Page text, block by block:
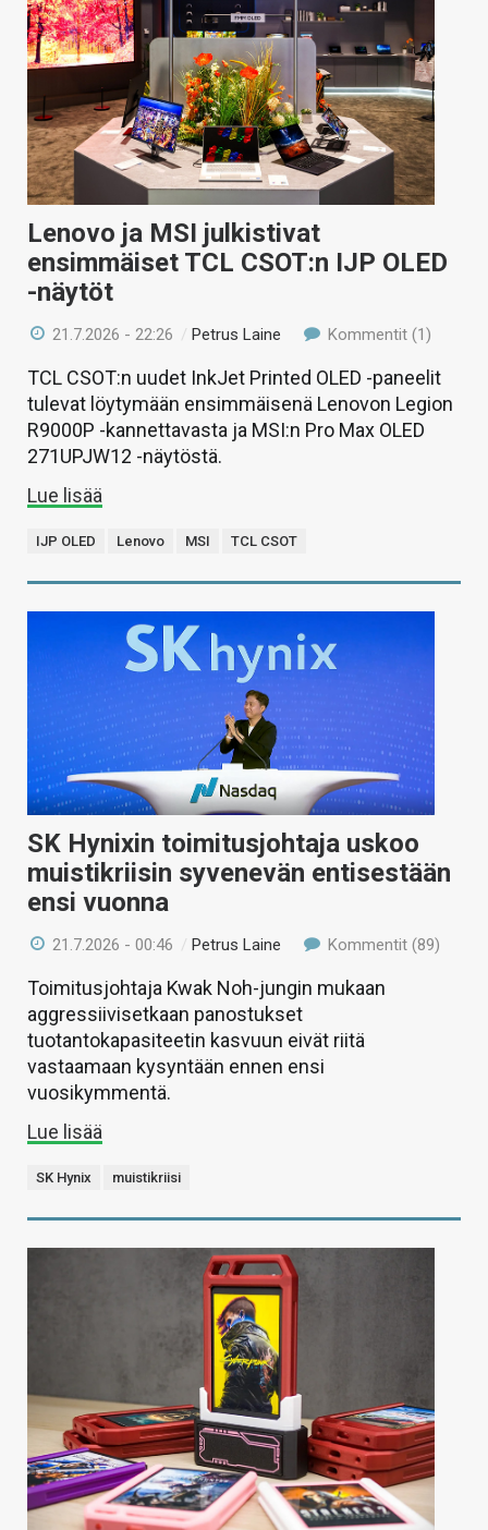
Lenovo ja MSI julkistivat
ensimmäiset TCL CSOT:n IJP OLED
-näytöt
21.7.2026 - 22:26 /Petrus Laine Kommentit (1)
TCL CSOT:n uudet InkJet Printed OLED -paneelit
tulevat löytymään ensimmäisenä Lenovon Legion
R9000P -kannettavasta ja MSI:n Pro Max OLED
271UPJW12 -näytöstä.
Lue lisää
IJP OLED Lenovo MSI TCL CSOT
SK Hynixin toimitusjohtaja uskoo
muistikriisin syvenevän entisestään
ensi vuonna
21.7.2026 - 00:46 / Petrus Laine Kommentit (89)
Toimitusjohtaja Kwak Noh-jungin mukaan
aggressiivisetkaan panostukset
tuotantokapasiteetin kasvuun eivät riitä
vastaamaan kysyntään ennen ensi
vuosikymmentä.
Lue lisää
SK Hynix muistikriisi